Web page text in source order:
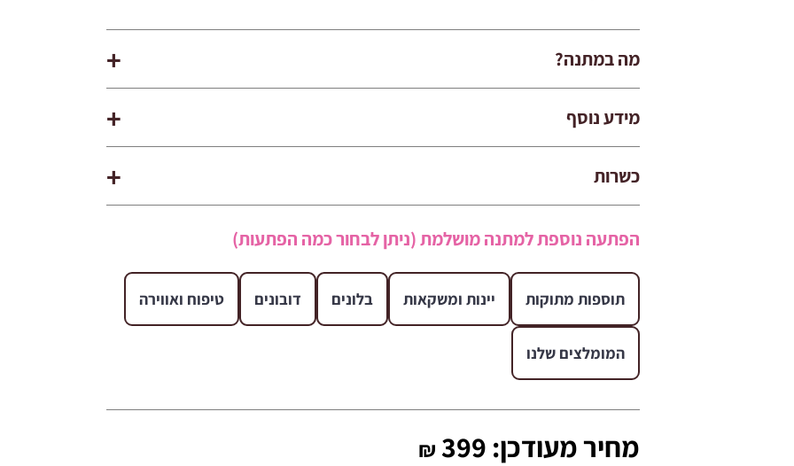
מה במתנה?
מידע נוסף
כשרות
הפתעה נוספת למתנה מושלמת (ניתן לבחור כמה הפתעות)
תוספות מתוקות יינות ומשקאות בלונים דובונים טיפוח ואווירה
המומלצים שלנו
מחיר מעודכן: 399
₪